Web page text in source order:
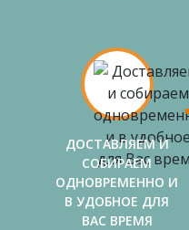
ДОСТАВЛЯЕМ И
СОБИРАЕМ
ОДНОВРЕМЕННО И
В УДОБНОЕ ДЛЯ
ВАС ВРЕМЯ